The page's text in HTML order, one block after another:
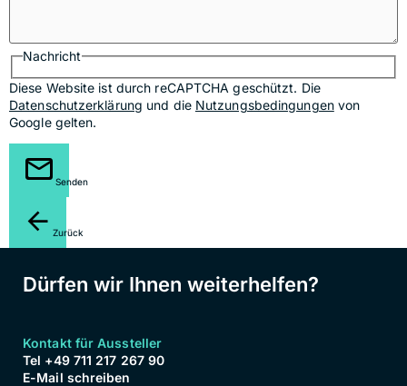
Nachricht
Diese Website ist durch reCAPTCHA geschützt. Die
Datenschutzerklärung und die Nutzungsbedingungenvon
Google gelten.
Senden
Zurück
Dürfen wir Ihnen weiterhelfen?
Kontakt für Aussteller
Tel +49 711 217 267 90
E-Mail schreiben